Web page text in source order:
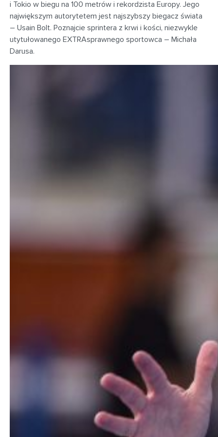
i Tokio w biegu na 100 metrów i rekordzista Europy. Jego
największym autorytetem jest najszybszy biegacz świata
– Usain Bolt. Poznajcie sprintera z krwi i kości, niezwykle
utytułowanego EXTRAsprawnego sportowca – Michała
Darusa.